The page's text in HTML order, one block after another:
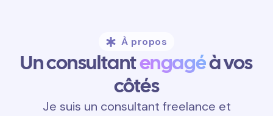
À propos
Un consultantengagéà vos
côtés
Je suis un consultant freelance et